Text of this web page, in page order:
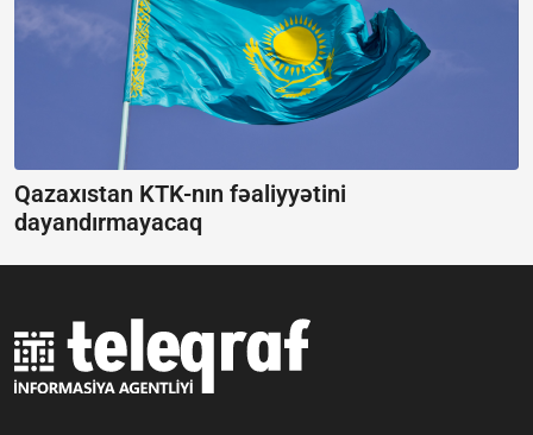
Qazaxıstan KTK-nın fəaliyyətini
dayandırmayacaq